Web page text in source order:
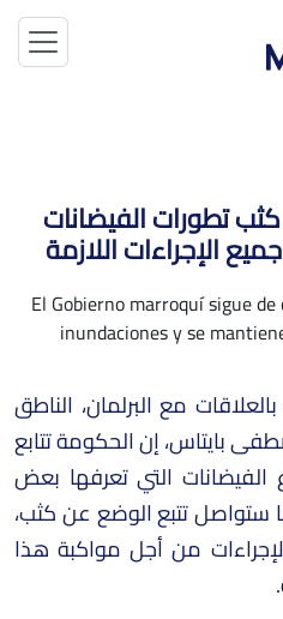
تطورات الفيضانات
الإجراءات اللازمة
مع البرلمان، الناطق
بايتاس، إن الحكومة تتابع
الفيضانات التي تعرفها بعض
ستواصل تتبع الوضع عن كثب،
من أجل مواكبة هذا